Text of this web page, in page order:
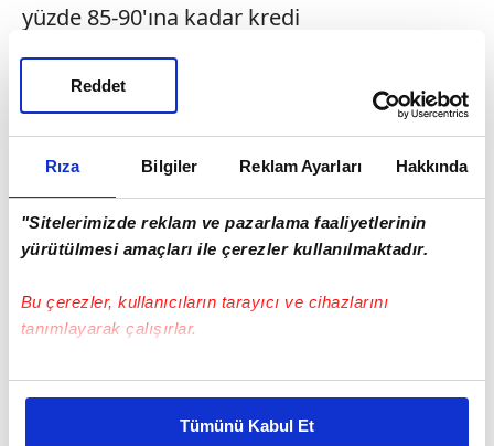
Rıza Bilgiler Reklam Ayarları Hakkında
"Sitelerimizde reklam ve pazarlama faaliyetlerinin
yürütülmesi amaçları ile çerezler kullanılmaktadır.
Bu çerezler, kullanıcıların tarayıcı ve cihazlarını
tanımlayarak çalışırlar.
Bu çerezlere izin vermeniz halinde sizlere özel
daha iyi reklam deneyimi yaşatabiliriz. Bunu yaparken
Tümünü Kabul Et
Reddet
yüzde 85-90'ına kadar kredi
kullandırılabiliyor. Standart verimli C enerji
sınıfı belgeli konutlara değerinin yüzde
80'ine kadar kredi imkânı sunulurken, D ve
değer oranları daha da düşüyor. Durum
böyle olunca enerji sınıfı kimlik belgesi
düzenlemeye yetkili bazı kişi ve firmaların
süreçlerini de etkilediği belirlendi.